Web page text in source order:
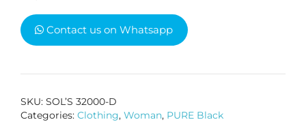
modello
donna
Contact us on Whatsapp
SKU: SOL’S 32000-D
Categories: Clothing, Woman, PURE Black